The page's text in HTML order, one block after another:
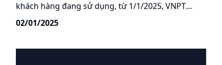
khách hàng đang sử dụng, từ 1/1/2025, VNPT
chính thức ra mắt các gói cước mới với tốc độ tối
02/01/2025